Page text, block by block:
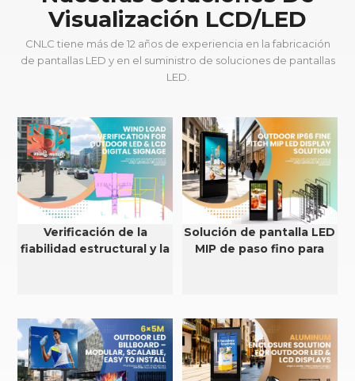
Visualización LCD/LED
CNLC tiene más de 12 años de experiencia en la fabricación
de pantallas LED y en el suministro de soluciones de pantallas
LED.
Verificación de la
fiabilidad estructural y la
Solución de pantalla LED
MIP de paso fino para